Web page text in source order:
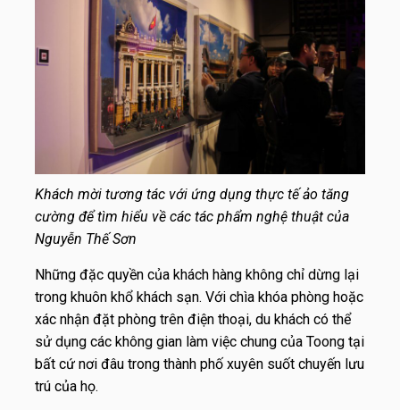
Khách mời tương tác với ứng dụng thực tế ảo tăng
cường để tìm hiểu về các tác phẩm nghệ thuật của
Nguyễn Thế Sơn
Những đặc quyền của khách hàng không chỉ dừng lại
trong khuôn khổ khách sạn. Với chìa khóa phòng hoặc
xác nhận đặt phòng trên điện thoại, du khách có thể
sử dụng các không gian làm việc chung của Toong tại
bất cứ nơi đâu trong thành phố xuyên suốt chuyến lưu
trú của họ.